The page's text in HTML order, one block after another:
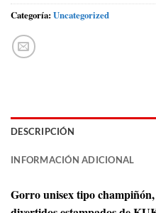
Categoría: Uncategorized
DESCRIPCIÓN
INFORMACIÓN ADICIONAL
Gorro unisex tipo